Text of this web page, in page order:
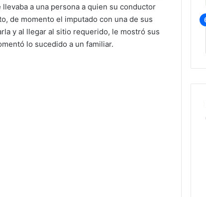
a una persona a quien su conductor
de momento el imputado con una de sus
y al llegar al sitio requerido, le mostró sus
lo sucedido a un familiar.